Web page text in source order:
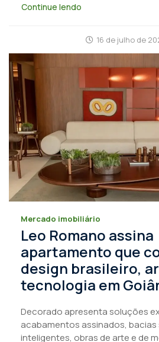
Continue lendo
16 de julho de
Mercado imobiliário
Leo Romano assina
apartamento que
design brasileiro,
tecnologia em
Decorado apresenta soluções
acabamentos assinados, bacias
inteligentes, obras de arte e de